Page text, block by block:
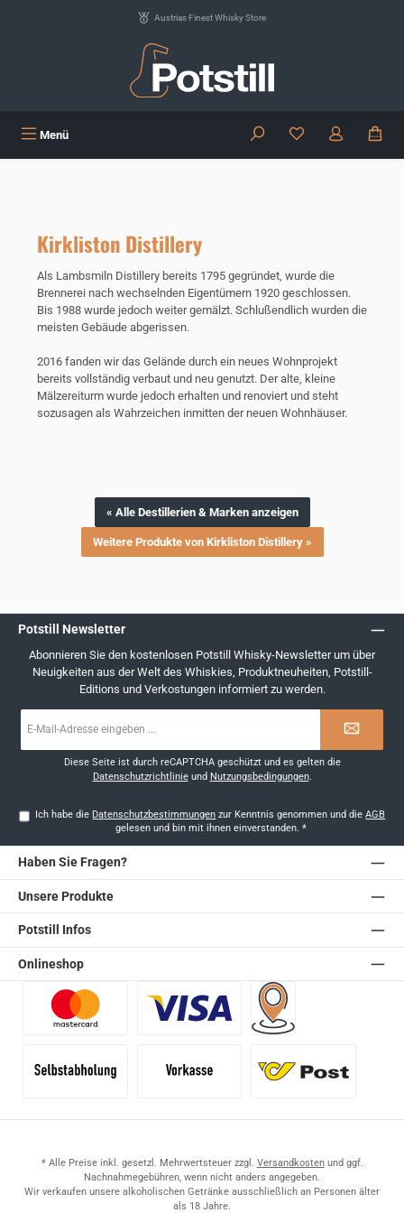
Austrias Finest Whisky Store
Menü Du hast 0
Kirkliston Distillery
Als Lambsmiln Distillery bereits 1795 gegründet, wurde die
Brennerei nach wechselnden Eigentümern 1920 geschlossen.
Bis 1988 wurde jedoch weiter gemälzt. Schlußendlich wurden die
meisten Gebäude abgerissen.
2016 fanden wir das Gelände durch ein neues Wohnprojekt
bereits vollständig verbaut und neu genutzt. Der alte, kleine
Mälzereiturm wurde jedoch erhalten und renoviert und steht
sozusagen als Wahrzeichen inmitten der neuen Wohnhäuser.
« Alle Destillerien & Marken anzeigen
Weitere Produkte von Kirkliston Distillery »
Potstill Newsletter
Abonnieren Sie den kostenlosen Potstill Whisky-Newsletter um über
Neuigkeiten aus der Welt des Whiskies, Produktneuheiten, Potstill-
Editions und Verkostungen informiert zu werden.
Mail-
Diese Seite ist durch reCAPTCHA geschützt und es gelten die
Datenschutzrichtlinieund Nutzungsbedingungen.
Ich habe die Datenschutzbestimmungen zur Kenntnis genommen und dieAGB
gelesen und bin mit ihnen einverstanden. *
Haben Sie Fragen?
Unsere Produkte
Potstill Infos
Onlineshop
* Alle Preise inkl. gesetzl. Mehrwertsteuer zzgl. Versandkostenund ggf.
Nachnahmegebühren, wenn nicht anders angegeben.
Wir verkaufen unsere alkoholischen Getränke ausschließlich an Personen älter
als 18 Jahre.